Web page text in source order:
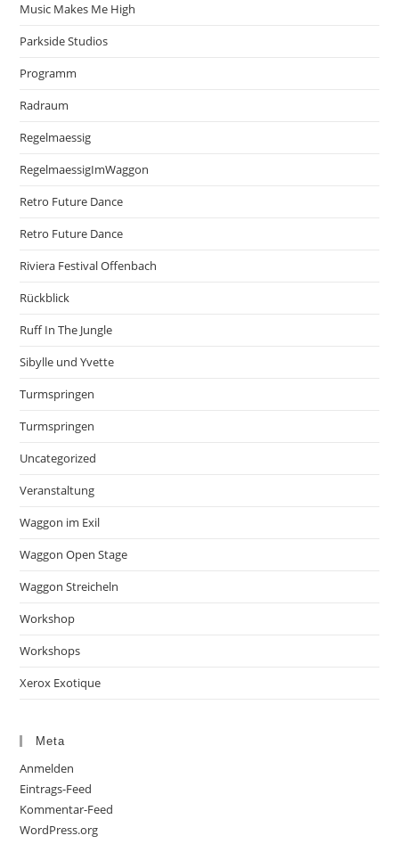
Music Makes Me High
Parkside Studios
Programm
Radraum
Regelmaessig
RegelmaessigImWaggon
Retro Future Dance
Retro Future Dance
Riviera Festival Offenbach
Rückblick
Ruff In The Jungle
Sibylle und Yvette
Turmspringen
Turmspringen
Uncategorized
Veranstaltung
Waggon im Exil
Waggon Open Stage
Waggon Streicheln
Workshop
Workshops
Xerox Exotique
Meta
Anmelden
Eintrags-Feed
Kommentar-Feed
WordPress.org